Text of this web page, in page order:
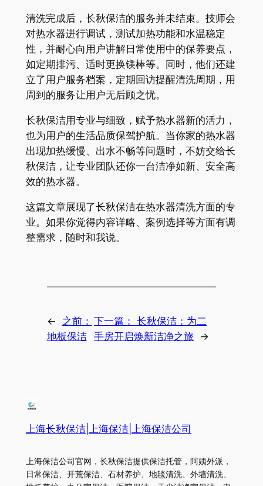
清洗完成后，长秋保洁的服务并未结束。技师会
对热水器进行调试，测试加热功能和水温稳定
性，并耐心向用户讲解日常使用中的保养要点，
如定期排污、适时更换镁棒等。同时，他们还建
立了用户服务档案，定期回访提醒清洗周期，用
周到的服务让用户无后顾之忧。
长秋保洁用专业与细致，赋予热水器新的活力，
也为用户的生活品质保驾护航。当你家的热水器
出现加热缓慢、出水不畅等问题时，不妨交给长
秋保洁，让专业团队还你一台洁净如新、安全高
效的热水器。
这篇文章展现了长秋保洁在热水器清洗方面的专
业。如果你觉得内容详略、案例选择等方面有调
整需求，随时和我说。
←
之前：
地板保洁
下一篇：
长秋保洁：为二
手房开启焕新洁净之旅
→
上海长秋保洁|上海保洁|上海保洁公司
上海保洁公司官网，长秋保洁提供保洁托管，阿姨外派，
日常保洁、开荒保洁、石材养护、地毯清洗、外墙清洗、